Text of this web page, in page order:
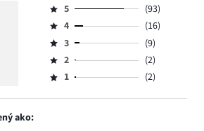
Hodnotenie
5,
počet
hlasov
93.
5
(93)
Hodnotenie
4,
počet
hlasov
4
(16)
Hodnotenie
3,
počet
3
(9)
Hodnotenie
2,
2
(2)
Hodnotenie
1,
1 (2)
ako: